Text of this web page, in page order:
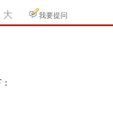
大 我要提问